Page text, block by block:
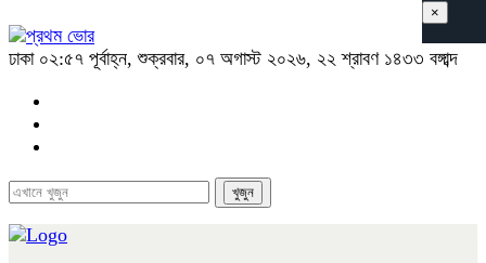
ঢাকা ০২:৫৭ পূর্বাহ্ন, শুক্রবার, ০৭ অগাস্ট ২০২৬, ২২ শ্রাবণ ১৪৩৩ বঙ্গাব্দ
×